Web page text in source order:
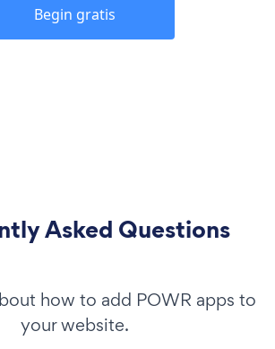
Begin gratis
Asked Questions
how to add POWR apps to
your website.